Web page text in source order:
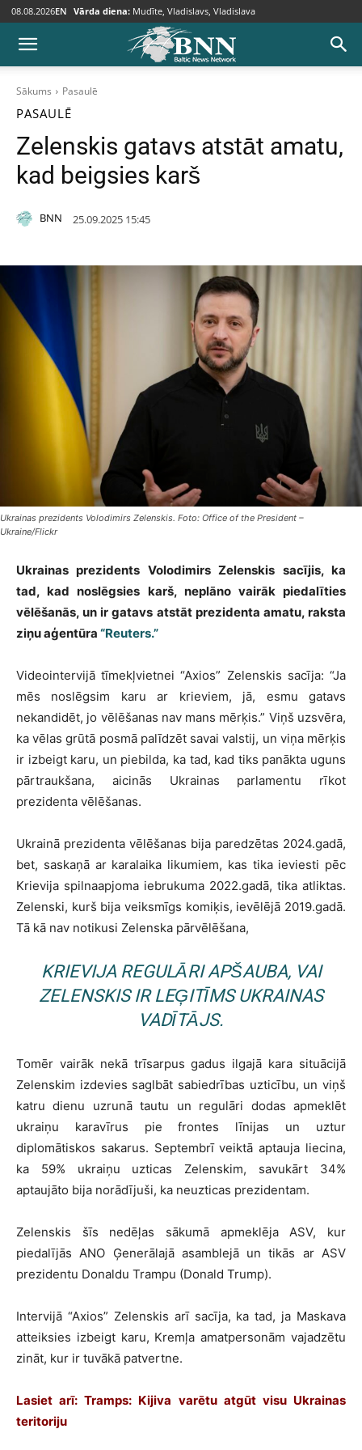
08.08.2026EN Vārda diena: Mudīte, Vladislavs, Vladislava
Sākums Pasaulē
PASAULĒ
Zelenskis gatavs atstāt amatu,
kad beigsies karš
BNN 25.09.2025 15:45
Ukrainas prezidents Volodimirs Zelenskis. Foto: Office of the President –
Ukraine/Flickr
Ukrainas prezidents Volodimirs Zelenskis sacījis, ka
tad, kad noslēgsies karš, neplāno vairāk piedalīties
vēlēšanās, un ir gatavs atstāt prezidenta amatu, raksta
ziņu aģentūra “Reuters.”
Videointervijā tīmekļvietnei “Axios” Zelenskis sacīja: “Ja
mēs noslēgsim karu ar krieviem, jā, esmu gatavs
nekandidēt, jo vēlēšanas nav mans mērķis.” Viņš uzsvēra,
ka vēlas grūtā posmā palīdzēt savai valstij, un viņa mērķis
ir izbeigt karu, un piebilda, ka tad, kad tiks panākta uguns
pārtraukšana, aicinās Ukrainas parlamentu rīkot
prezidenta vēlēšanas.
Ukrainā prezidenta vēlēšanas bija paredzētas 2024.gadā,
bet, saskaņā ar karalaika likumiem, kas tika ieviesti pēc
Krievija spilnaapjoma iebrukuma 2022.gadā, tika atliktas.
Zelenski, kurš bija veiksmīgs komiķis, ievēlējā 2019.gadā.
Tā kā nav notikusi Zelenska pārvēlēšana,
KRIEVIJA REGULĀRI APŠAUBA, VAI
ZELENSKIS IR LEĢITĪMS UKRAINAS
VADĪTĀJS.
Tomēr vairāk nekā trīsarpus gadus ilgajā kara situācijā
Zelenskim izdevies saglbāt sabiedrības uzticību, un viņš
katru dienu uzrunā tautu un regulāri dodas apmeklēt
ukraiņu karavīrus pie frontes līnijas un uztur
diplomātiskos sakarus. Septembrī veiktā aptauja liecina,
ka 59% ukraiņu uzticas Zelenskim, savukārt 34%
aptaujāto bija norādījuši, ka neuzticas prezidentam.
Zelenskis šīs nedēļas sākumā apmeklēja ASV, kur
piedalījās ANO Ģenerālajā asamblejā un tikās ar ASV
prezidentu Donaldu Trampu (Donald Trump).
Intervijā “Axios” Zelenskis arī sacīja, ka tad, ja Maskava
atteiksies izbeigt karu, Kremļa amatpersonām vajadzētu
zināt, kur ir tuvākā patvertne.
Lasiet arī: Tramps: Kijiva varētu atgūt visu Ukrainas
teritoriju